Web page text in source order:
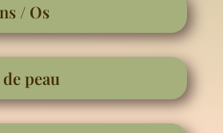
/ Os
peau